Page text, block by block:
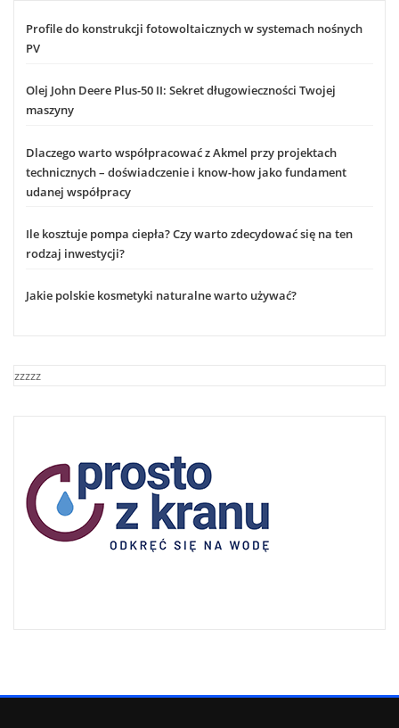
Profile do konstrukcji fotowoltaicznych w systemach nośnych
PV
Olej John Deere Plus-50 II: Sekret długowieczności Twojej
maszyny
Dlaczego warto współpracować z Akmel przy projektach
technicznych – doświadczenie i know-how jako fundament
udanej współpracy
Ile kosztuje pompa ciepła? Czy warto zdecydować się na ten
rodzaj inwestycji?
Jakie polskie kosmetyki naturalne warto używać?
zzzzz